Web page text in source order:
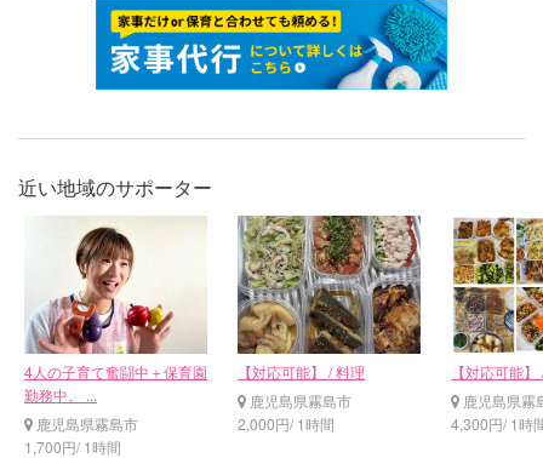
近い地域のサポーター
4人の子育て奮闘中＋保育園
勤務中。 ...
鹿児島県霧島市
1,700円/ 1時間
【対応可能】 / 料理
鹿児島県霧島市
2,000円/ 1時間
【対応可能
鹿児島県霧
4,300円/ 1時